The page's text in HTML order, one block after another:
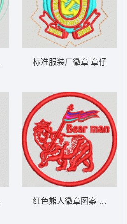
皇冠章仔
髅
标准服装厂徽章 章仔
红色熊人徽章图案 章仔